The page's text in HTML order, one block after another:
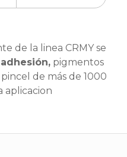
de la linea CRMY se
pigmentos
de más de 1000
aplicacion